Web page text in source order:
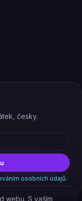
česky.
osobních údajů.
webu. S vaším